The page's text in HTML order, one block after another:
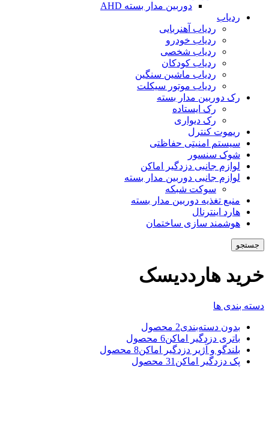
دوربین مدار بسته AHD
ردیاب
ردیاب آهنربایی
ردیاب خودرو
ردیاب شخصی
ردیاب کودکان
ردیاب ماشین سنگین
ردیاب موتور سیکلت
رک دوربین مدار بسته
رک ایستاده
رک دیواری
ریموت کنترل
سیستم امنیتی حفاظتی
شوک سنسور
لوازم جانبی دزدگیر اماکن
لوازم جانبی دوربین مدار بسته
سوکت شبکه
منبع تغذیه دوربین مدار بسته
هارد اینترنال
هوشمند سازی ساختمان
جستجو
خرید هارددیسک
دسته بندی ها
بدون دسته‌بندی2 محصول
باتری دزدگیر اماکن6 محصول
بلندگو و آژیر دزدگیر اماکن8 محصول
پک دزدگیر اماکن 31 محصول